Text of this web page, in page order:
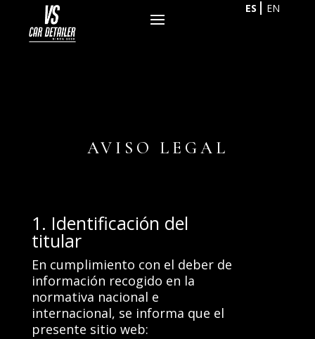
ES EN
AVISO LEGAL
​1. Identificación del
titular
En cumplimiento con el deber de
información recogido en la
normativa nacional e
internacional, se informa que el
presente sitio web: